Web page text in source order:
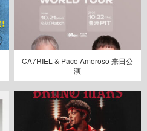
CA7RIEL & Paco Amoroso 来日公
演